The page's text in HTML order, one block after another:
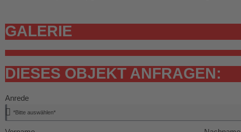
GALERIE
DIESES OBJEKT ANFRAGEN:
Anrede